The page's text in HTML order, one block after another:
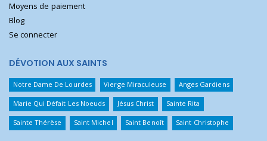
Moyens de paiement
Blog
Se connecter
DÉVOTION AUX SAINTS
Notre Dame De Lourdes Vierge Miraculeuse Anges Gardiens
Marie Qui Défait Les Noeuds Jésus Christ Sainte Rita
Sainte Thérèse Saint Michel Saint Benoît Saint Christophe